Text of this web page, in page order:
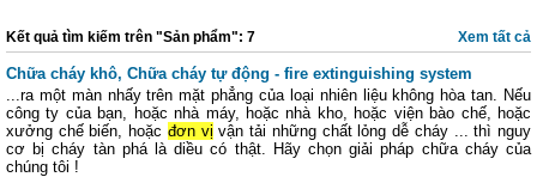
Xem tất cả
Kết quả tìm kiếm trên "Sản phẩm": 7
Chữa cháy khô, Chữa cháy tự động - fire extinguishing system
...ra một màn nhấy trên mặt phẳng của loại nhiên liệu không hòa tan. Nếu
công ty của bạn, hoặc nhà máy, hoặc nhà kho, hoặc viện bào chế, hoặc
xưởng chế biến, hoặc đơn vị vận tải những chất lỏng dễ cháy ... thì nguy
cơ bị cháy tàn phá là diều có thật. Hãy chọn giải pháp chữa cháy của
chúng tôi !